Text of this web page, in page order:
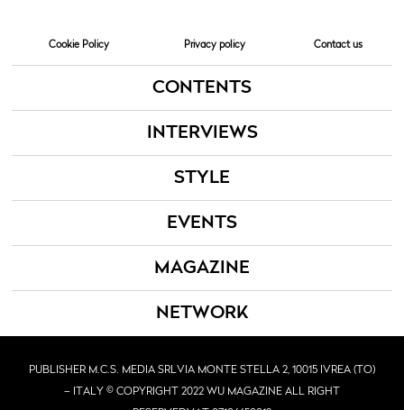
Cookie Policy Privacy policy Contact us
CONTENTS
INTERVIEWS
STYLE
EVENTS
MAGAZINE
NETWORK
PUBLISHER M.C.S. MEDIA SRL VIA MONTE STELLA 2, 10015 IVREA (TO)
– ITALY © COPYRIGHT 2022 WU MAGAZINE ALL RIGHT